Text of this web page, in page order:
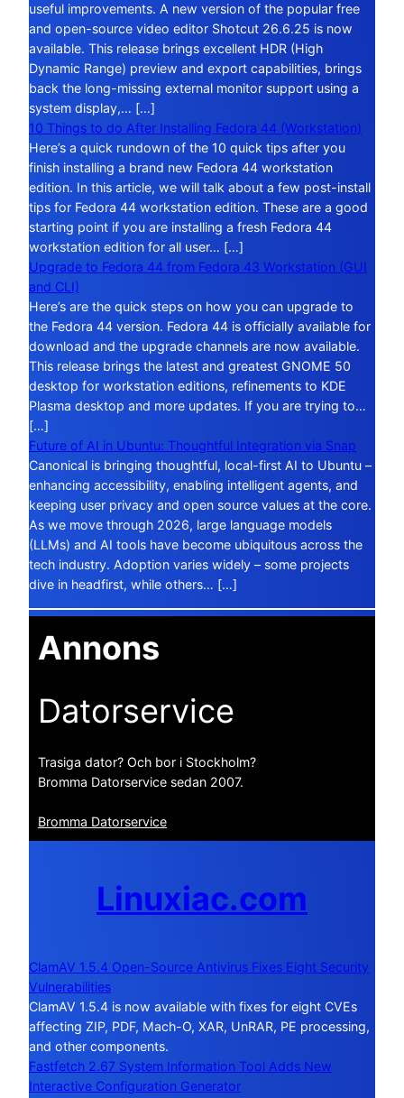
useful improvements. A new version of the popular free
and open-source video editor Shotcut 26.6.25 is now
available. This release brings excellent HDR (High
Dynamic Range) preview and export capabilities, brings
back the long-missing external monitor support using a
system display,… […]
10 Things to do After Installing Fedora 44 (Workstation)
Here’s a quick rundown of the 10 quick tips after you
finish installing a brand new Fedora 44 workstation
edition. In this article, we will talk about a few post-install
tips for Fedora 44 workstation edition. These are a good
starting point if you are installing a fresh Fedora 44
workstation edition for all user… […]
Upgrade to Fedora 44 from Fedora 43 Workstation (GUI
and CLI)
Here’s are the quick steps on how you can upgrade to
the Fedora 44 version. Fedora 44 is officially available for
download and the upgrade channels are now available.
This release brings the latest and greatest GNOME 50
desktop for workstation editions, refinements to KDE
Plasma desktop and more updates. If you are trying to…
[…]
Future of AI in Ubuntu: Thoughtful Integration via Snap
Canonical is bringing thoughtful, local-first AI to Ubuntu –
enhancing accessibility, enabling intelligent agents, and
keeping user privacy and open source values at the core.
As we move through 2026, large language models
(LLMs) and AI tools have become ubiquitous across the
tech industry. Adoption varies widely – some projects
dive in headfirst, while others… […]
Annons
Datorservice
Trasiga dator? Och bor i Stockholm?
Bromma Datorservice sedan 2007.
Bromma Datorservice
Linuxiac.com
ClamAV 1.5.4 Open-Source Antivirus Fixes Eight Security
Vulnerabilities
ClamAV 1.5.4 is now available with fixes for eight CVEs
affecting ZIP, PDF, Mach-O, XAR, UnRAR, PE processing,
and other components.
Fastfetch 2.67 System Information Tool Adds New
Interactive Configuration Generator